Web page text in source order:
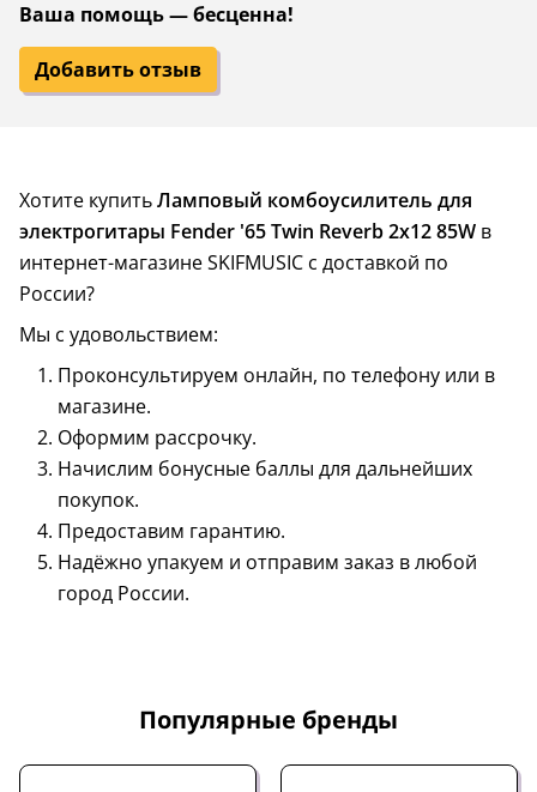
Ваша помощь — бесценна!
Добавить отзыв
Хотите купитьЛамповый комбоусилитель для
электрогитары Fender '65 Twin Reverb 2x12 85W в
интернет-магазине SKIFMUSIC с доставкой по
России?
Мы с удовольствием:
Проконсультируем онлайн, по телефону или в
магазине.
Оформим рассрочку.
Начислим бонусные баллы для дальнейших
покупок.
Предоставим гарантию.
Надёжно упакуем и отправим заказ в любой
город России.
Популярные бренды